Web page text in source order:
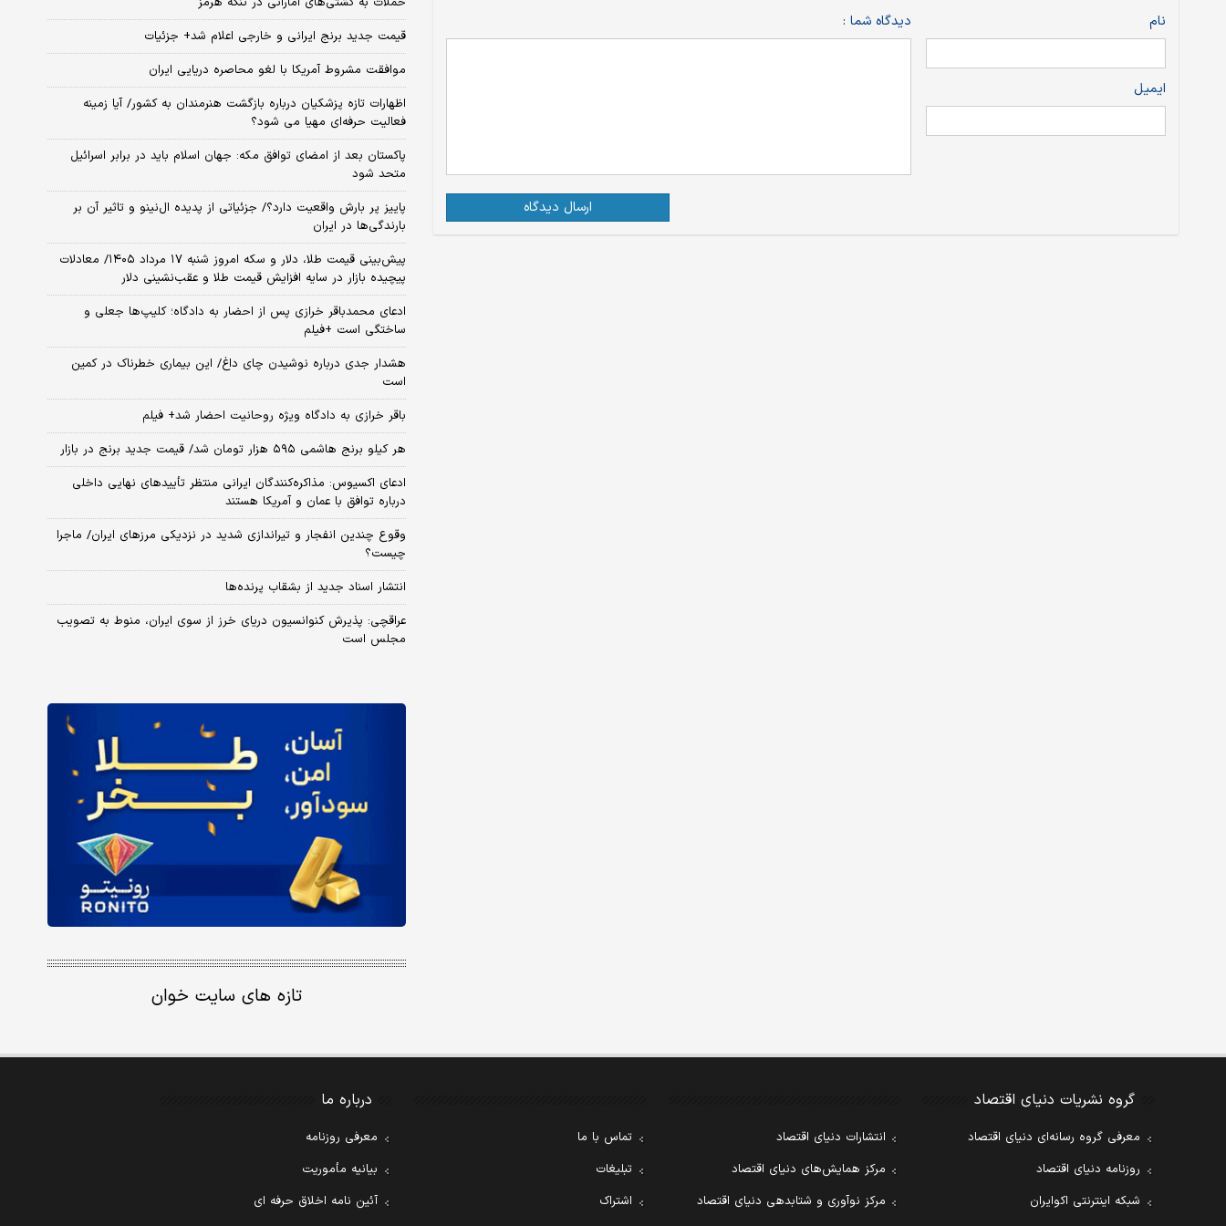
نام
ایمیل
دیدگاه شما :
ارسال دیدگاه
قیمت جدید برنج ایرانی و خارجی اعلام شد+ جزئیات
موافقت مشروط آمریکا با لغو محاصره دریایی ایران
اظهارات تازه پزشکیان درباره بازگشت هنرمندان به کشور/ آیا زمینه
فعالیت حرفه‌ای مهیا می شود؟
پاکستان بعد از امضای توافق مکه: جهان اسلام باید در برابر اسرائیل
متحد شود
پاییز پر بارش واقعیت دارد؟/ جزئیاتی از پدیده ال‌نینو و تاثیر آن بر
بارندگی‌ها در ایران
پیش‌بینی قیمت طلا، دلار و سکه امروز شنبه ۱۷ مرداد ۱۴۰۵/ معادلات
پیچیده بازار در سایه افزایش قیمت طلا و عقب‌نشینی دلار
ادعای محمدباقر خرازی پس از احضار به دادگاه؛ کلیپ‌ها جعلی و
ساختگی است +فیلم
هشدار جدی درباره نوشیدن چای داغ/ این بیماری خطرناک در کمین
است
باقر خرازی به دادگاه ویژه روحانیت احضار شد+ فیلم
هر کیلو برنج هاشمی ۵۹۵ هزار تومان شد/ قیمت جدید برنج در بازار
ادعای اکسیوس: مذاکره‌کنندگان ایرانی منتظر تأییدهای نهایی داخلی
درباره توافق با عمان و آمریکا هستند
وقوع چندین انفجار و تیراندازی شدید در نزدیکی مرز‌های ایران/ ماجرا
چیست؟
انتشار اسناد جدید از بشقاب پرنده‌ها
عراقچی: پذیرش کنوانسیون دریای خرز از سوی ایران، منوط به تصویب
مجلس است
تازه های سایت خوان
گروه نشریات دنیای اقتصاد
معرفی گروه رسانه‌ای دنیای اقتصاد
روزنامه دنیای اقتصاد
شبکه اینترنتی اکوایران
انتشارات دنیای اقتصاد
مرکز همایش‌های دنیای اقتصاد
مرکز نوآوری و شتابدهی دنیای اقتصاد
تماس با ما
تبلیغات
اشتراک
درباره ما
معرفی روزنامه
بیانیه مأموریت
آئین نامه اخلاق حرفه ای